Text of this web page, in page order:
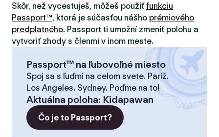
Skôr, než vycestuješ, môžeš použiťfunkciu
Passport™, ktorá je súčasťou nášho prémiového
predplatného. Passport ti umožní zmeniť polohu a
vytvoriť zhody s členmi v inom meste.
Passport™ na ľubovoľné miesto
Spoj sa s ľuďmi na celom svete. Paríž.
Los Angeles. Sydney. Poďme na to!
Aktuálna poloha: Kidapawan
Čo je to Passport?